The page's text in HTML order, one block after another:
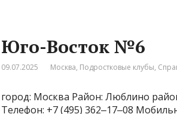
Юго-Восток №6
09.07.2025 Москва, Подростковые клубы,
город: Москва Район: Люблино
Телефон: +7 (495) 362‒17‒08